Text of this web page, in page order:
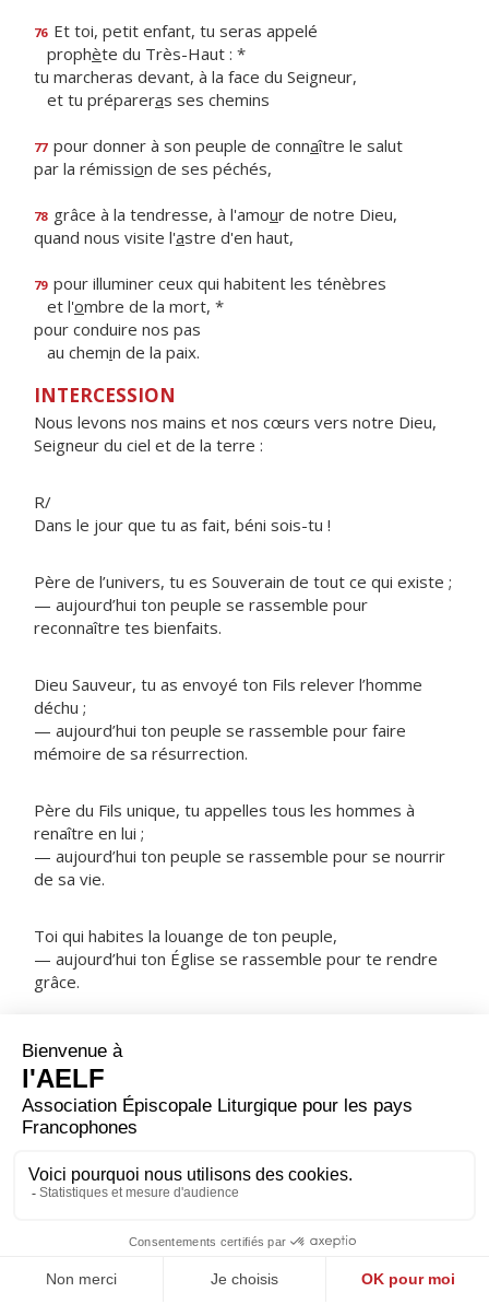
76 Et toi, petit enfant, tu seras appelé
prophète du Très-Haut : *
tu marcheras devant, à la face du Seigneur,
et tu prépareras ses chemins
77 pour donner à son peuple de connaître le salut
par la rémission de ses péchés,
78 grâce à la tendresse, à l'amour de notre Dieu,
quand nous visite l'astre d'en haut,
79 pour illuminer ceux qui habitent les ténèbres
et l'ombre de la mort, *
pour conduire nos pas
au chemin de la paix.
INTERCESSION
Nous levons nos mains et nos cœurs vers notre Dieu,
Seigneur du ciel et de la terre :
R/
Dans le jour que tu as fait, béni sois-tu !
Père de l’univers, tu es Souverain de tout ce qui existe ;
— aujourd’hui ton peuple se rassemble pour
reconnaître tes bienfaits.
Dieu Sauveur, tu as envoyé ton Fils relever l’homme
déchu ;
— aujourd’hui ton peuple se rassemble pour faire
mémoire de sa résurrection.
Père du Fils unique, tu appelles tous les hommes à
renaître en lui ;
— aujourd’hui ton peuple se rassemble pour se nourrir
de sa vie.
Toi qui habites la louange de ton peuple,
— aujourd’hui ton Église se rassemble pour te rendre
grâce.
NOTRE PÈRE
ORAISON
Dieu créateur et maître de toutes choses, regarde-
amour, accorde-nous de te servir avec un cœur sans
partage.